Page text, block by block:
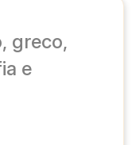
greco,
e